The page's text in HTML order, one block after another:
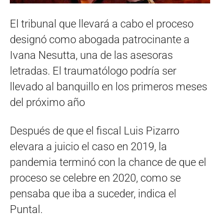
El tribunal que llevará a cabo el proceso
designó como abogada patrocinante a
Ivana Nesutta, una de las asesoras
letradas. El traumatólogo podría ser
llevado al banquillo en los primeros meses
del próximo año
Después de que el fiscal Luis Pizarro
elevara a juicio el caso en 2019, la
pandemia terminó con la chance de que el
proceso se celebre en 2020, como se
pensaba que iba a suceder, indica el
Puntal.